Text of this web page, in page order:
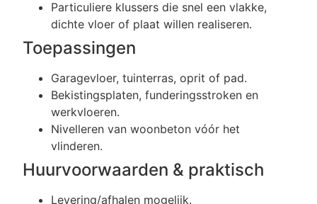
Particuliere klussers die snel een vlakke,
dichte vloer of plaat willen realiseren.
Toepassingen
Garagevloer, tuinterras, oprit of pad.
Bekistingsplaten, funderingsstroken en
werkvloeren.
Nivelleren van woonbeton vóór het
vlinderen.
Huurvoorwaarden & praktisch
Levering/afhalen mogelijk.